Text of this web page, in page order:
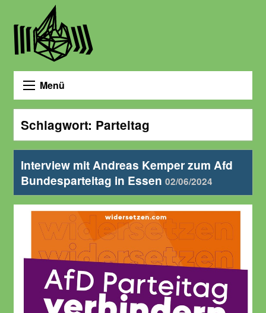
Menü
Schlagwort: Parteitag
Interview mit Andreas Kemper zum Afd
Bundesparteitag in Essen 02/06/2024